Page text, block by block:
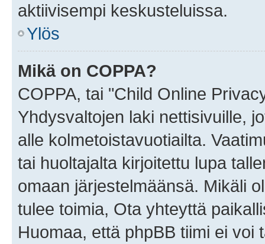
aktiivisempi keskusteluissa.
Ylös
Mikä on COPPA?
COPPA, tai "Child Online
Yhdysvaltojen laki nettisivuille,
alle kolmetoistavuotiailta.
tai huoltajalta kirjoitettu lupa
omaan järjestelmäänsä. Mikäli
tulee toimia, Ota yhteyttä
Huomaa, että phpBB tiimi ei